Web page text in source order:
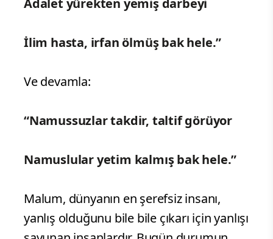
Adalet yürekten yemiş darbeyi
İlim hasta, irfan ölmüş bak hele.”
Ve devamla:
“Namussuzlar takdir, taltif görüyor
Namuslular yetim kalmış bak hele.”
Malum, dünyanın en şerefsiz insanı,
yanlış olduğunu bile bile çıkarı için yanlışı